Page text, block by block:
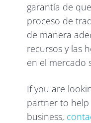
garantía de
proceso de
de manera
recursos y las
en el mercado
If you are
partner to
business,